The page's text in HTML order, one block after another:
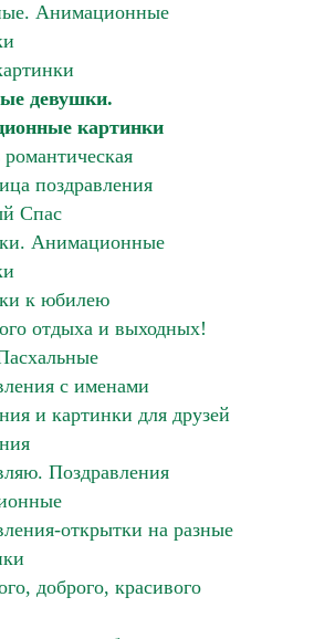
Анимационные
девушки.
картинки
поздравления
Спас
Анимационные
к юбилею
отдыха и выходных!
с именами
и картинки для друзей
Поздравления
открытки на разные
доброго, красивого